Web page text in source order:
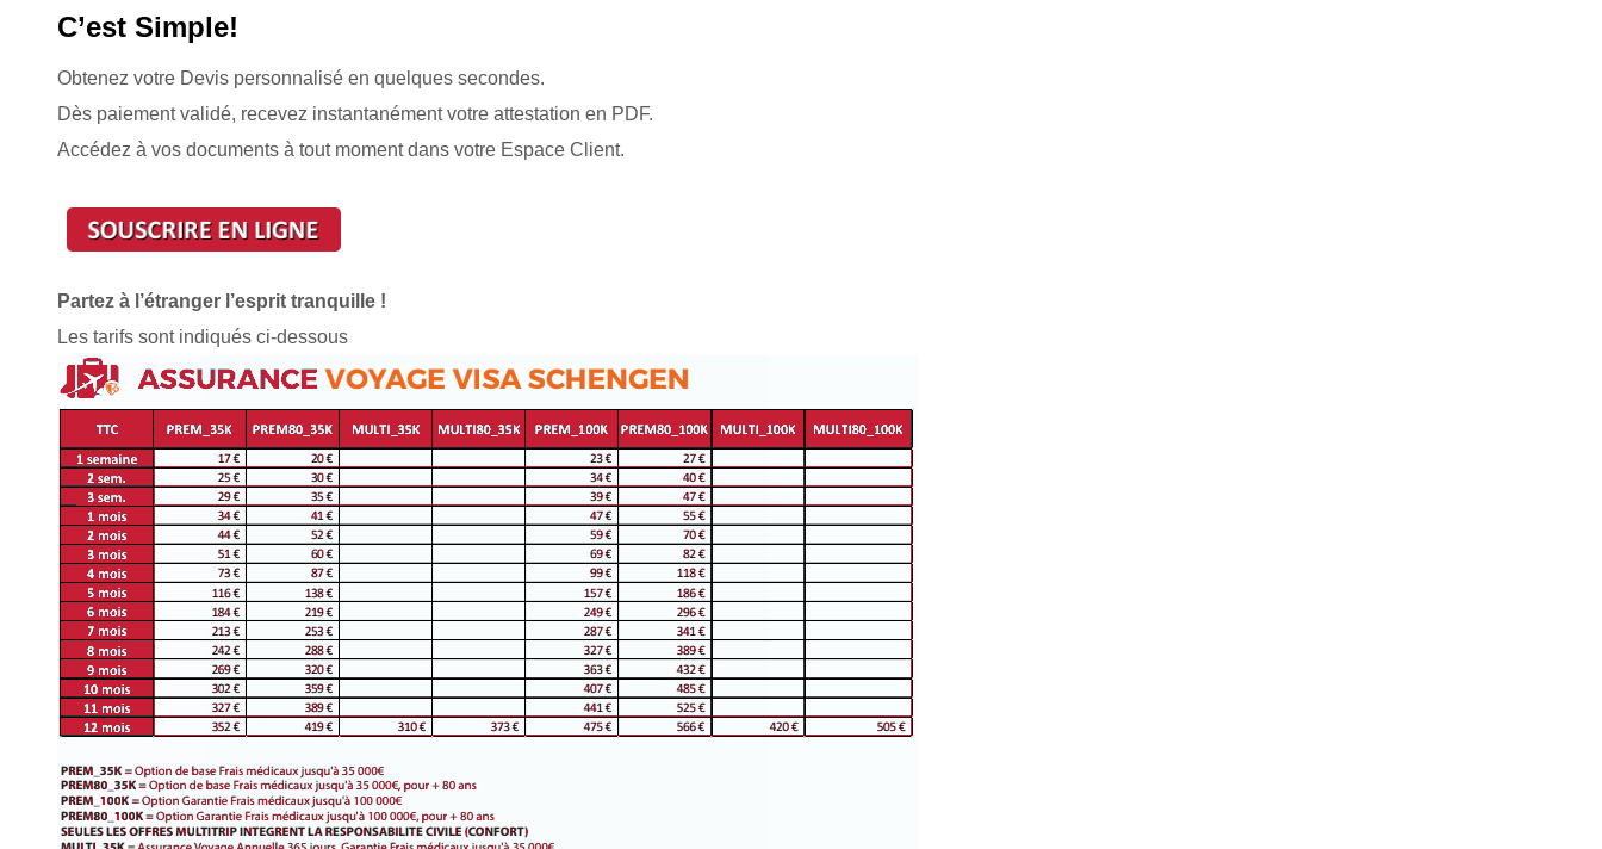
C’est Simple!
Obtenez votre Devis personnalisé en quelques secondes.
Dès paiement validé, recevez instantanément votre attestation en PDF.
Accédez à vos documents à tout moment dans votre Espace Client.
Partez à l’étranger l’esprit tranquille !
Les tarifs sont indiqués ci-dessous